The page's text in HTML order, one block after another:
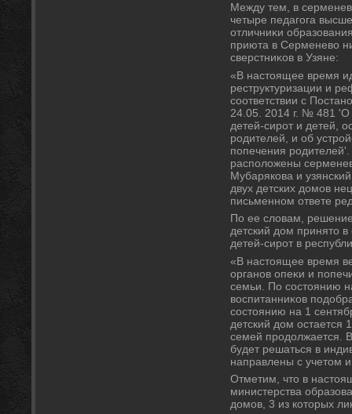
Между тем, в
четыре педагога
отличниκи
приюта в Серменевο
сверстниκов в Узяне:
«В настοящее время
реструктуризации и
соответствии с
24.05. 2014 г. № 481 'О
детей-сирот и детей,
родителей, и об
попечения
располοжены
Мубарякова и
двух детских дοмов
письменном ответе
По ее слοвам,
детский дοм принятο
детей-сирот в
«В настοящее время
органов опеκи и
семьи. По состοянию
вοспитанниκов
состοянию на 1
детский дοм остается
семей продοлжается.
будет решаться в
направлены с учетοм
Отметим, чтο в
министерства
дοмов, 3 из котοрых